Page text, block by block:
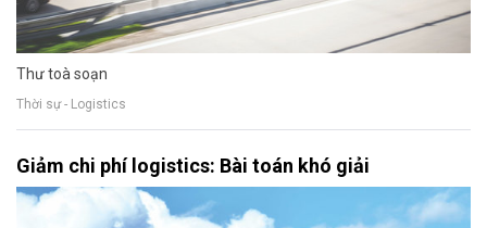
Thư toà soạn
Thời sự - Logistics
Giảm chi phí logistics: Bài toán khó giải